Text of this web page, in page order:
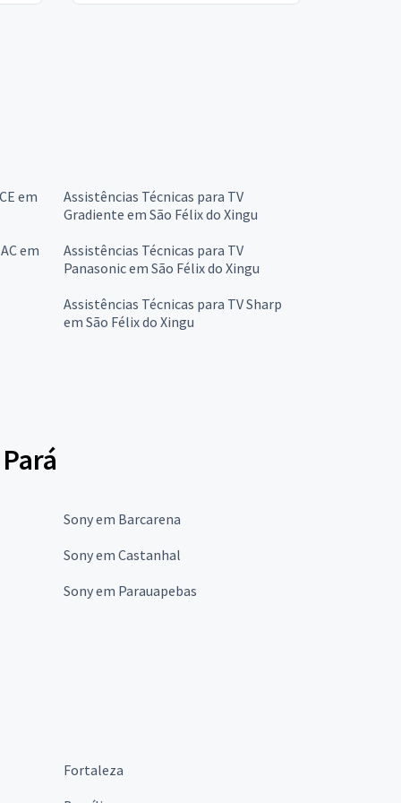
em
Assistências Técnicas para TV
Gradiente em São Félix do Xingu
em
Assistências Técnicas para TV
Panasonic em São Félix do Xingu
Assistências Técnicas para TV Sharp
em São Félix do Xingu
Sony em Barcarena
Sony em Castanhal
Sony em Parauapebas
Fortaleza